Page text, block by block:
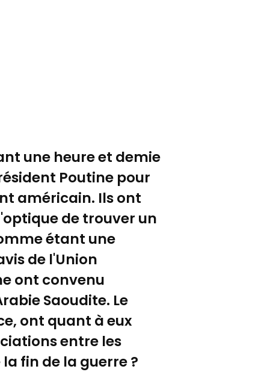
une heure et demie
Poutine pour
américain. Ils ont
de trouver un
étant une
de l'Union
ont convenu
Saoudite. Le
ont quant à eux
entre les
fin de la guerre ?